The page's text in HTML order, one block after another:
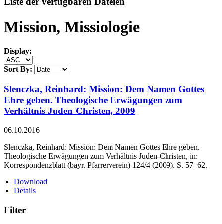
Mission, Missiologie
Display:
Sort By:
Slenczka, Reinhard: Mission: Dem Namen Gottes
Ehre geben. Theologische Erwägungen zum
Verhältnis Juden-Christen, 2009
06.10.2016
Slenczka, Reinhard: Mission: Dem Namen Gottes Ehre geben.
Theologische Erwägungen zum Verhältnis Juden-Christen, in:
Korrespondenzblatt (bayr. Pfarrerverein) 124/4 (2009), S. 57–62.
Download
Details
Filter